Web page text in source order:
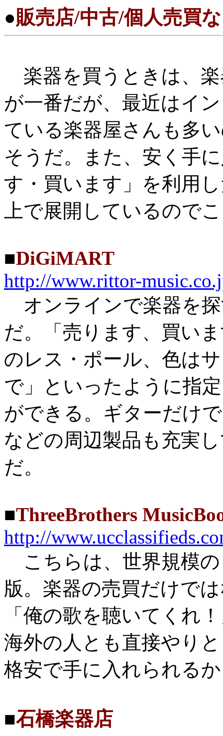
●販売店/中古/個人売買
楽器を買うときは、
が一番だが、最近はイ
ている楽器屋さんも多
そうだ。また、安く手
す・買います」を利用
上で展開しているので
■DiGiMART
http://www.rittor-
オンラインで楽器を
だ。「売ります、買い
のレス・ポール、色は
で」といったように指
ができる。ギターだけ
などの周辺製品も充実
だ。
■ThreeBrothers
http://
こちらは、世界規模
版。楽器の売買だけで
「俺の歌を聴いてくれ
海外の人とも直接やり
格安で手に入れられる
■石橋楽器店